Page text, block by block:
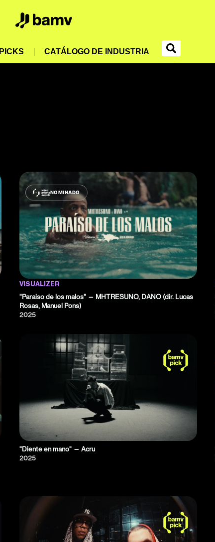
PICKS CATÁLOGO DE INDUSTRIA
NOMINADO
VISUALIZER
"Paraiso de los malos" — MHTRESUNO, DANO (dir. Lucas
Rosas, Manuel Pons)
2025
"Diente en mano" — Acru
2025